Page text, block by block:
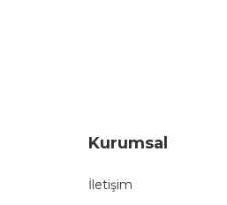
GönderKurumsal
İletişim